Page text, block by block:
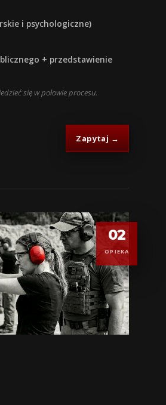
i psychologiczne)
+ przedstawienie
się w połowie procesu.
Zapytaj →
02
OPIEKA